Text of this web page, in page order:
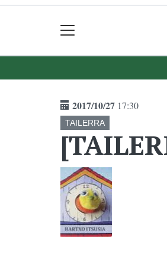
2017/10/27 17:30
TAILERRA